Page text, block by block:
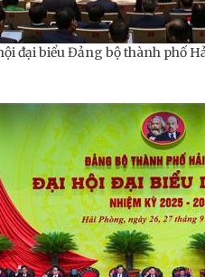
đại biểu Đảng bộ thành phố